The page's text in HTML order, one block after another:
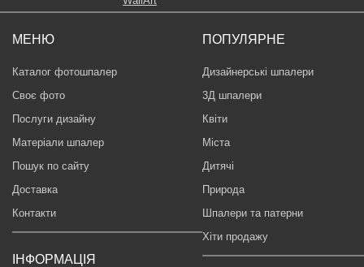
МЕНЮ
Каталог фотошпалер
Своє фото
Послуги дизайну
Матеріали шпалер
Пошук по сайту
Доставка
Контакти
ІНФОРМАЦІЯ
ПОПУЛЯРНЕ
Дизайнерські шпалери
3Д шпалери
Квіти
Міста
Дитячі
Природа
Шпалери та патерни
Хіти продажу